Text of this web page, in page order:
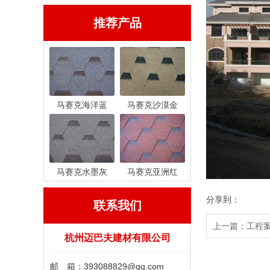
推荐产品
马赛克海洋蓝 马赛克沙漠金
马赛克水墨灰 马赛克亚洲红
联系我们
杭州迈巴夫建材有限公司
邮 箱：393088829@qq.com
分享到：
上一篇： 工程